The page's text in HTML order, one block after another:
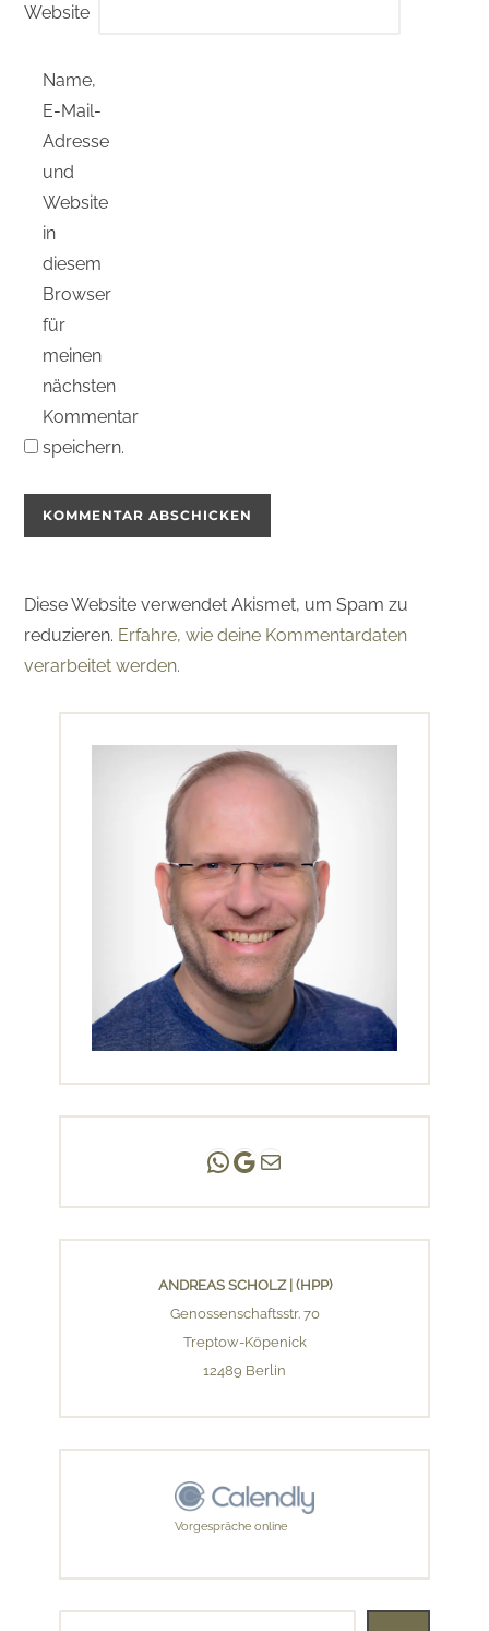
Website
Name,
E-Mail-
Adresse
und
Website
in
diesem
Browser
für
meinen
nächsten
Kommentar
speichern.
Diese Website verwendet Akismet, um Spam zu
reduzieren. Erfahre, wie deine Kommentardaten
verarbeitet werden.
Andreas Scholz | (HPP)
Praxis Adlershof
E-Mail an mich ...
ANDREAS SCHOLZ | (HPP)
Genossenschaftsstr. 70
Treptow-Köpenick
12489 Berlin
Vorgespräche online